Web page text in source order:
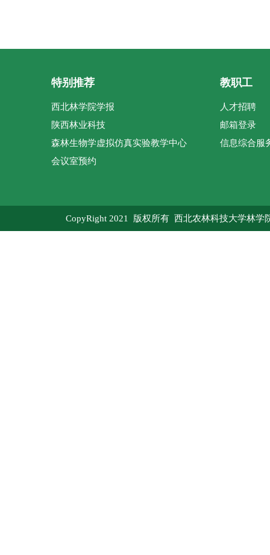
特别推荐
西北林学院学报
陕西林业科技
森林生物学虚拟仿真实验教学中心
会议室预约
教职工
人才招聘
邮箱登录
信息综合服
CopyRight 2021 版权所有 西北农林科技大学林